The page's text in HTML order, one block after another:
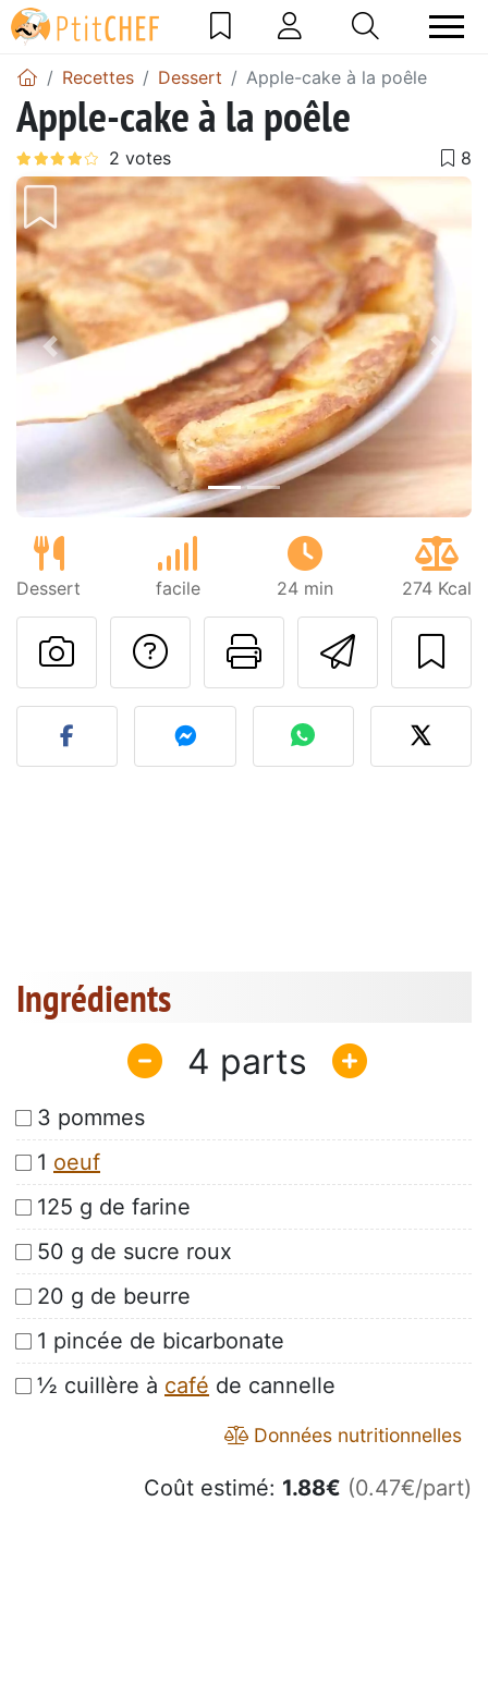
Recettes Dessert Apple-cake à la poêle
Apple-cake à la poêle
Précédent
Dessert facile 24 min 274 Kcal
Imprimer
Poser une
Publier votre photo de
Ingrédients
4
3 pommes
1 oeuf
125 g de farine
50 g de sucre roux
20 g de beurre
1 pincée de bicarbonate
½ cuillère à café de cannelle
Données nutritionnelles
Coût estimé: 1.88€ (0.47€/part)